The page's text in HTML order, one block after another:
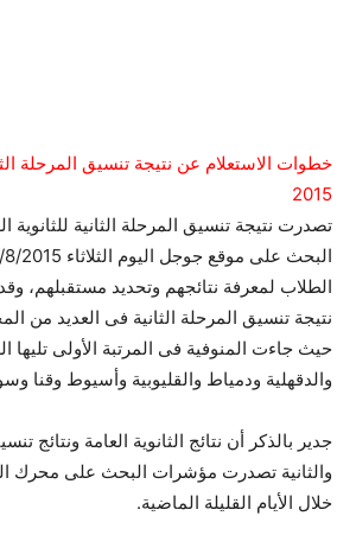
خطوات الاستعلام عن نتيجة تنسيق المرحلة
2015
تصدرت نتيجة تنسيق المرحلة الثانية للثانوية
الطلاب لمعرفة نتائجهم وتحديد مستقبلهم،
نتيجة تنسيق المرحلة الثانية فى العديد من
حيث جاءت المنوفية فى المرتبة الأولى تليها
والدقهلية ودمياط والقليوبية وأسيوط وقنا
جدير بالذكر أن نتائج الثانوية العامة ونتائج
والثانية تصدرت مؤشرات البحث على محرك
خلال الأيام القليلة الماضية.